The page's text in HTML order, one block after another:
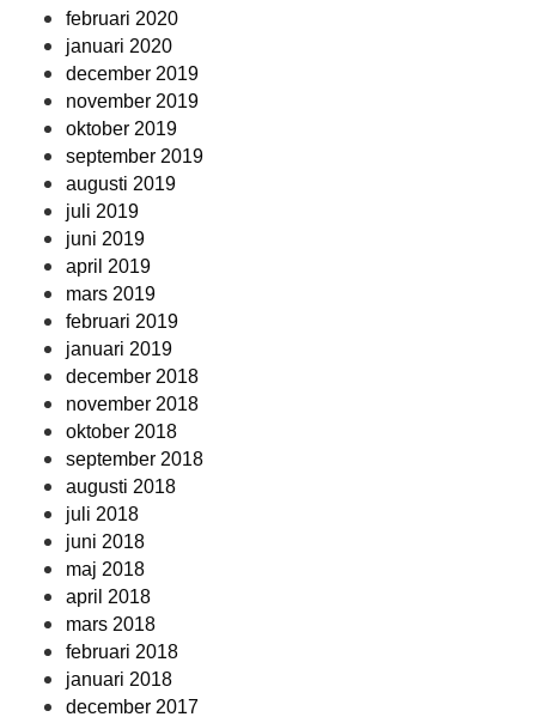
februari 2020
januari 2020
december 2019
november 2019
oktober 2019
september 2019
augusti 2019
juli 2019
juni 2019
april 2019
mars 2019
februari 2019
januari 2019
december 2018
november 2018
oktober 2018
september 2018
augusti 2018
juli 2018
juni 2018
maj 2018
april 2018
mars 2018
februari 2018
januari 2018
december 2017